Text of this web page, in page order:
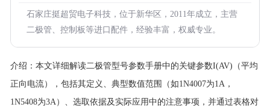
石家庄挺超贸电子科技，位于新华区，2011年成立，主营
二极管、控制板等进口配件，经验丰富，权威专业。
介绍： 本文详细解读二极管型号参数手册中的关键参数I(AV)（平均
正向电流），包括其定义、典型数值范围（如1N4007为1A，
1N5408为3A）、选取依据及实际应用中的注意事项，并通过表格对